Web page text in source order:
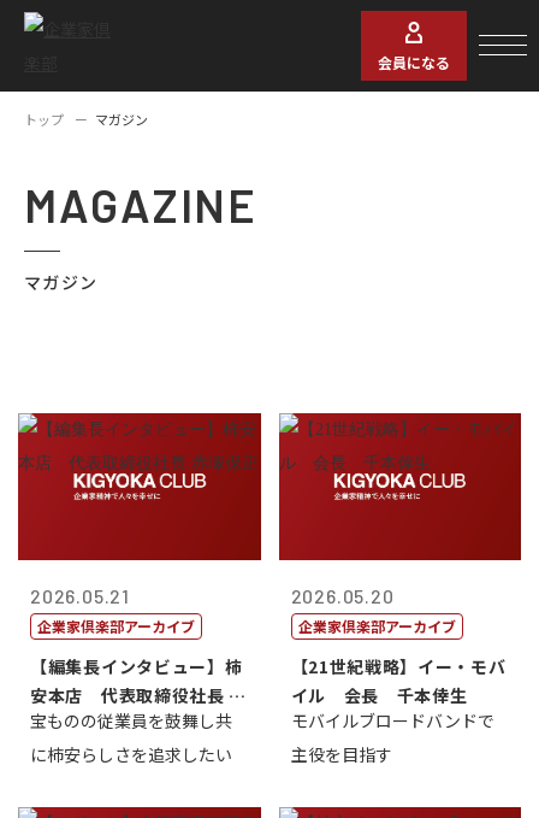
会員になる
トップ マガジン
MAGAZINE
マガジン
2026.05.21
企業家倶楽部アーカイブ
【編集長インタビュー】柿
安本店 代表取締役社長 赤
塚保正
宝ものの従業員を鼓舞し共
に柿安らしさを追求したい
2026.05.20
企業家倶楽部アーカイブ
【21世紀戦略】イー・モバ
イル 会長 千本倖生
モバイルブロードバンドで
主役を目指す